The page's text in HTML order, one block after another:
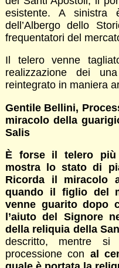
esistente. A sinistra
dell’Albergo dello
frequentatori del
Il telero venne
realizzazione dei
reintegrato in maniera
Gentile Bellini,
miracolo della
Salis
È forse il telero più
mostra lo stato di
Ricorda il miracolo
quando il figlio del
venne guarito dopo
l’aiuto del Signore
della reliquia della
descritto, mentre si
processione con al